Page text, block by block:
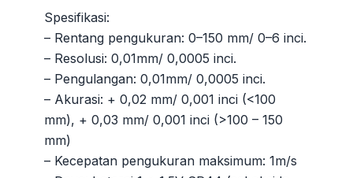
Spesifikasi:
– Rentang pengukuran: 0–150 mm/ 0–6 inci.
– Resolusi: 0,01mm/ 0,0005 inci.
– Pengulangan: 0,01mm/ 0,0005 inci.
– Akurasi: + 0,02 mm/ 0,001 inci (<100
mm), + 0,03 mm/ 0,001 inci (>100 – 150
mm)
– Kecepatan pengukuran maksimum: 1m/s